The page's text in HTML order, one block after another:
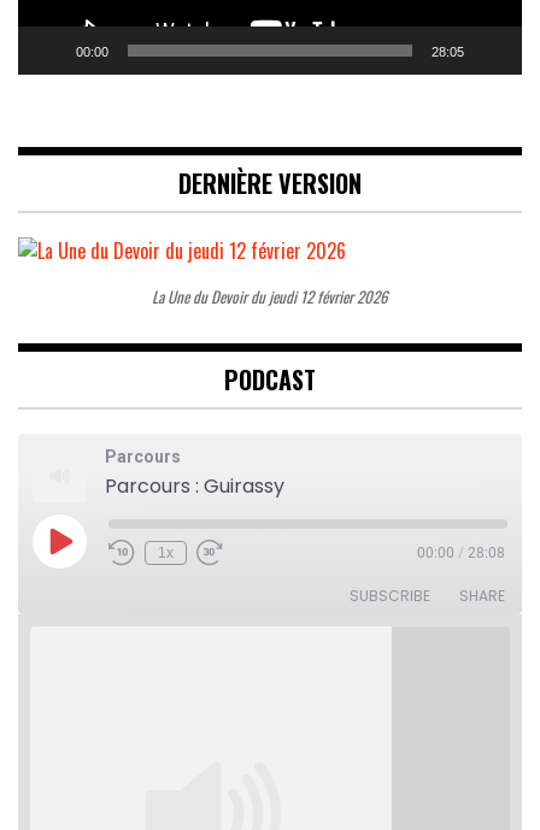
00:00 28:05
DERNIÈRE VERSION
La Une du Devoir du jeudi 12 février 2026
PODCAST
Parcours
Parcours : Guirassy
Play
Episode
Rewind
1x
Fast
00:00 / 28:08
SUBSCRIBE SHARE